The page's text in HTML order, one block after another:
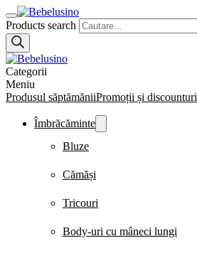
Products search
Categorii
Meniu
Produsul săptămăniiPromoții și discounturi
Îmbrăcăminte
Bluze
Cămăși
Tricouri
Body-uri cu mâneci lungi